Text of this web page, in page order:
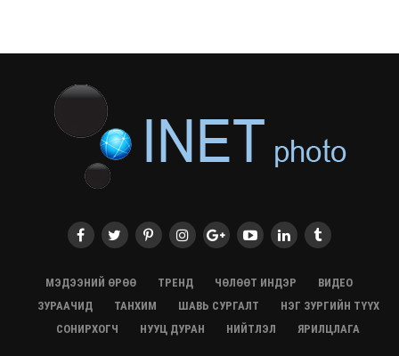
МЭДЭЭНИЙ ӨРӨӨ ТРЕНД ЧӨЛӨӨТ ИНДЭР
ВИДЕО
ЗУРААЧИД
ТАНХИМ ШАВЬ СУРГАЛТ
НЭГ ЗУРГИЙН ТҮҮХ
СОНИРХОГЧ
НУУЦ ДУРАН НИЙТЛЭЛ ЯРИЛЦЛАГА